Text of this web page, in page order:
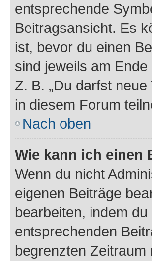
entsprechende
Beitragsansicht. Es
ist, bevor du einen
sind jeweils am
Z. B. „Du darfst
in diesem Forum
Nach oben
Wie kann ich einen
Wenn du nicht
eigenen Beiträge
bearbeiten, indem
entsprechenden
begrenzten